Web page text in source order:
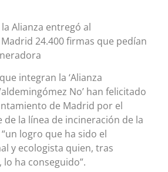
Alianza entregó al
24.400 firmas que pedían
integran la ‘Alianza
No’ han felicitado
de Madrid por el
la línea de incineración de la
logro que ha sido el
y ecologista quien, tras
lo ha conseguido”.